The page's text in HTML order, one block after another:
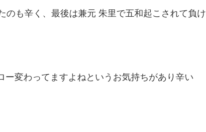
も辛く、最後は兼元 朱里で五和起こされて負け
変わってますよねというお気持ちがあり辛い